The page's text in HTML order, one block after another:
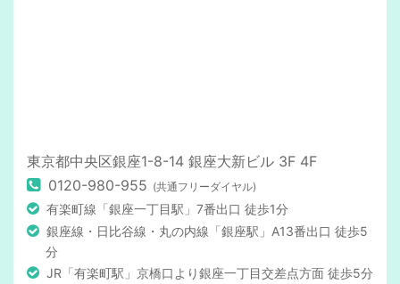
東京都中央区銀座1-8-14 銀座大新ビル 3F 4F
0120-980-955 (共通フリーダイヤル)
有楽町線「銀座一丁目駅」7番出口 徒歩1分
銀座線・日比谷線・丸の内線「銀座駅」A13番出口 徒歩5
分
JR「有楽町駅」京橋口より銀座一丁目交差点方面 徒歩5分